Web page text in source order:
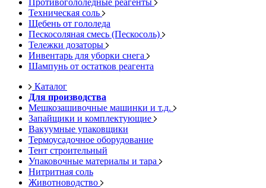
Противогололедные реагенты
Техническая соль
Щебень от гололеда
Пескосоляная смесь (Пескосоль)
Тележки дозаторы
Инвентарь для уборки снега
Шампунь от остатков реагента
Каталог
Для производства
Мешкозашивочные машинки и т.д.
Запайщики и комплектующие
Вакуумные упаковщики
Термоусадочное оборудование
Тент строительный
Упаковочные материалы и тара
Нитритная соль
Животноводство